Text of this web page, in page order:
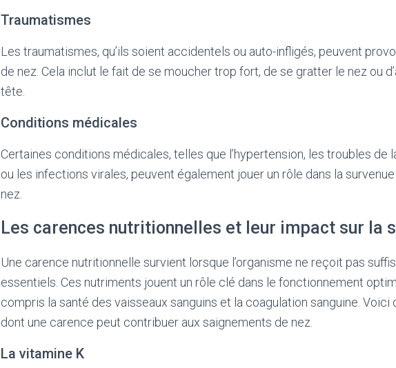
Traumatismes
Les traumatismes, qu’ils soient accidentels ou auto-infligés, peuvent
de nez. Cela inclut le fait de se moucher trop fort, de se gratter le nez ou
tête.
Conditions médicales
Certaines conditions médicales, telles que l’hypertension, les troubles de
ou les infections virales, peuvent également jouer un rôle dans la
nez.
Les carences nutritionnelles et leur impact sur la
Une carence nutritionnelle survient lorsque l’organisme ne reçoit pas
essentiels. Ces nutriments jouent un rôle clé dans le fonctionnement
compris la santé des vaisseaux sanguins et la coagulation sanguine. Voici
dont une carence peut contribuer aux saignements de nez.
La vitamine K